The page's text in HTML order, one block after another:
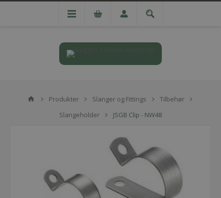
Produkter Slanger og Fittings
Tilbehør
Slangeholder
JSGB Clip - NW48